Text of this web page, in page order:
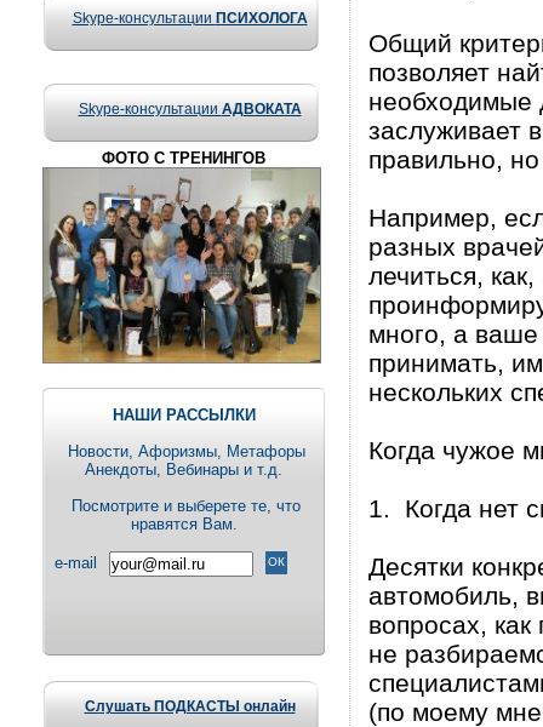
Skype-консультации ПСИХОЛОГА
Skype-консультации АДВОКАТА
ФОТО С ТРЕНИНГОВ
НАШИ РАССЫЛКИ
Новости, Aфоризмы, Метафоры
Анекдоты, Вебинары и т.д.
Посмотрите и выберете те, что
нравятся Вам.
e-mail
Слушать ПОДКАСТЫ онлайн
Общий
позволяет
необходимые
заслуживает
правильно,
Например,
разных
лечиться,
много, а
принимать,
нескольких
Когда чужое
1. Когда нет
Десятки
автомобиль,
вопросах,
не
(по моему